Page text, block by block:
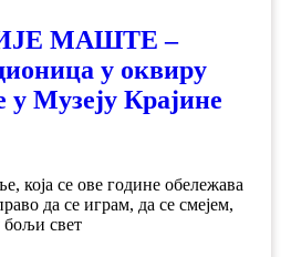
МАШТЕ –
у оквиру
у Музеју Крајине
која се ове године обележава
да се играм, да се смејем,
свет